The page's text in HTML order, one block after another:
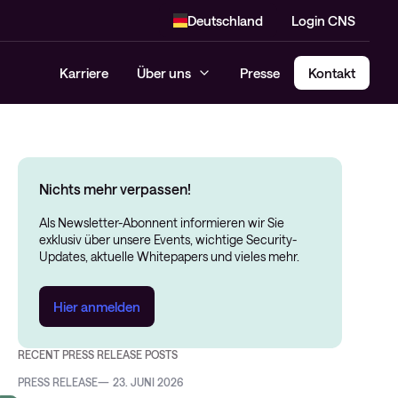
Deutschland Login CNS
Karriere Über uns Presse Kontakt
Nichts mehr verpassen!
Als Newsletter-Abonnent informieren wir Sie
exklusiv über unsere Events, wichtige Security-
Updates, aktuelle Whitepapers und vieles mehr.
Hier anmelden
RECENT PRESS RELEASE POSTS
PRESS RELEASE 23. JUNI 2026